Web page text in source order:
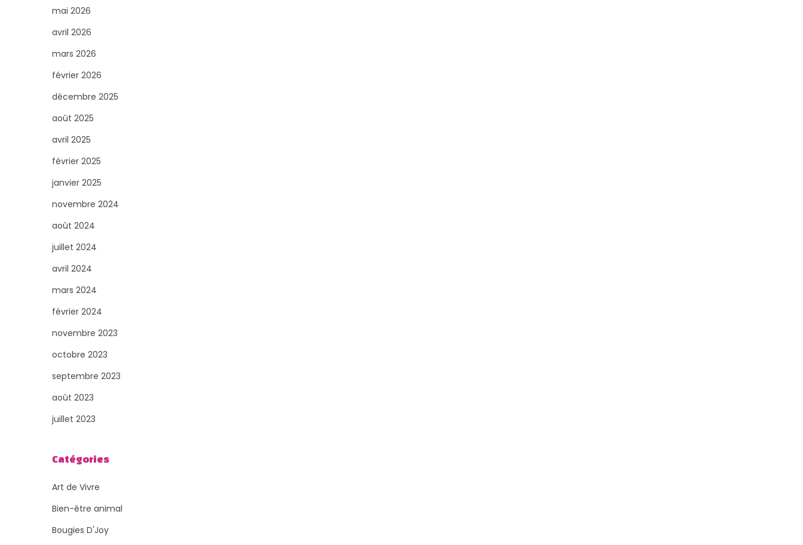
t
s
s
mai 2026
avril 2026
mars 2026
février 2026
décembre 2025
août 2025
avril 2025
février 2025
janvier 2025
novembre 2024
août 2024
juillet 2024
avril 2024
mars 2024
février 2024
novembre 2023
octobre 2023
septembre 2023
août 2023
juillet 2023
Catégories
Art de Vivre
Bien-être animal
Bougies D'Joy